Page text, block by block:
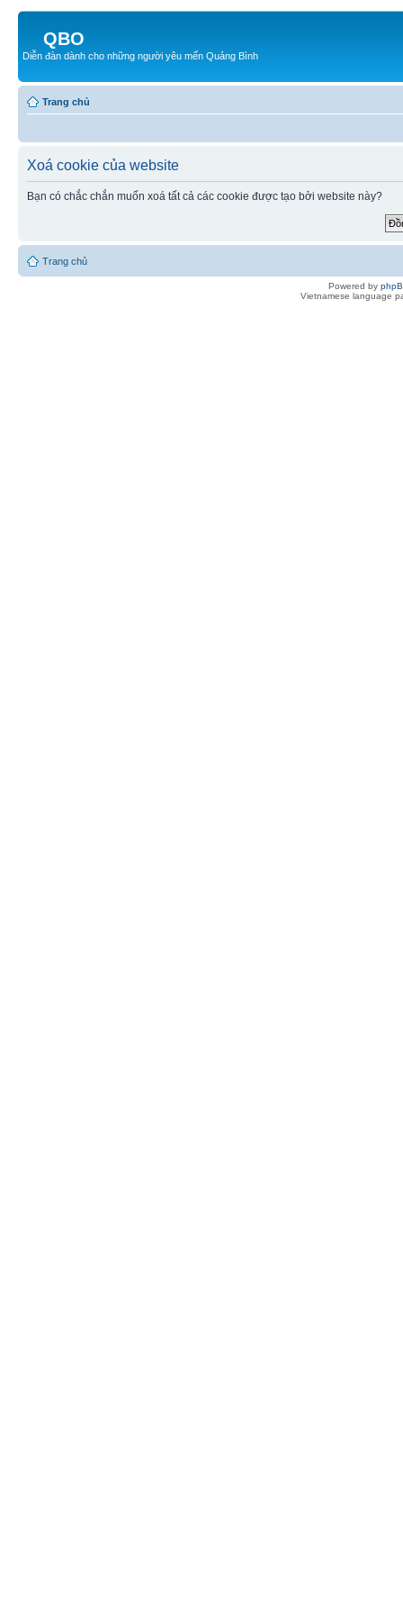
QBO
Diễn đàn dành cho những người yêu mến Quảng Bình
Trang chủ
Xoá cookie của website
Bạn có chắc chắn muốn xoá tất cả các cookie được tạo bởi website này?
Trang chủ
Powered by
Vietnamese language